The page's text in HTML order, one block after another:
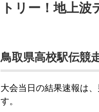
トリー！地上
鳥取県高校駅伝競
大会当日の結果速報は
す。